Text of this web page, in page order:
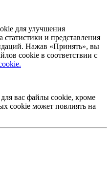
для улучшения
статистики и представления
Нажав «Принять», вы
cookie в соответствии с
вас файлы cookie, кроме
cookie может повлиять на